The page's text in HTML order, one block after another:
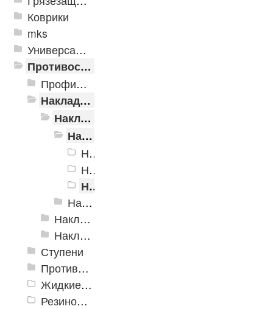
Коврики
mks
Универсальные модульные покрытия
Противоскользящая защита для лестниц, профили, ленты
Профили алюминиевые с резиновой вставкой
Накладки противоскользящие резиновые
Накладки самоклеящиеся «Евроступень»
Накладки самоклеящиеся «Евроступень», полоса
Накладки самоклеящиеся «Евроступень-Н-29»
Накладки самоклеящияся «Евроступень-Н-39»
Накладки самоклеящаяся «Евроступень-Н-47»
Накладки самоклеящиеся «Евроступень», уголок
Накладки «AntiSplash»
Накладки противоскользящие из каучука
Ступени
Противоскользящие ленты
Жидкие противоскользящие средства
Резиновый профиль с алюминиевой вставкой «NoSlip»